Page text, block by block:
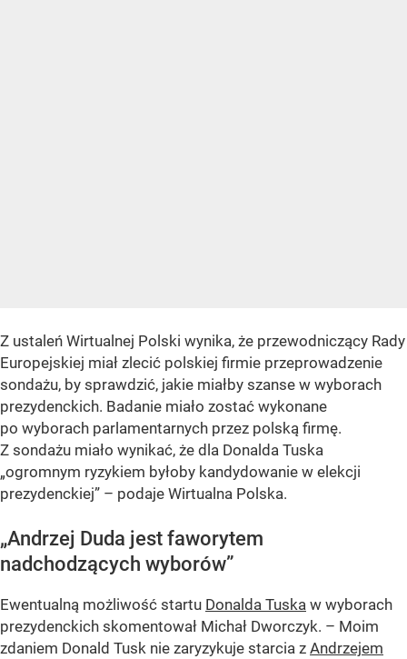
Z ustaleń Wirtualnej Polski wynika, że przewodniczący Rady
Europejskiej miał zlecić polskiej firmie przeprowadzenie
sondażu, by sprawdzić, jakie miałby szanse w wyborach
prezydenckich. Badanie miało zostać wykonane
po wyborach parlamentarnych przez polską firmę.
Z sondażu miało wynikać, że dla Donalda Tuska
„ogromnym ryzykiem byłoby kandydowanie w elekcji
prezydenckiej” – podaje Wirtualna Polska.
„Andrzej Duda jest faworytem
nadchodzących wyborów”
Ewentualną możliwość startu Donalda Tuska w wyborach
prezydenckich skomentował Michał Dworczyk. – Moim
zdaniem Donald Tusk nie zaryzykuje starcia z Andrzejem